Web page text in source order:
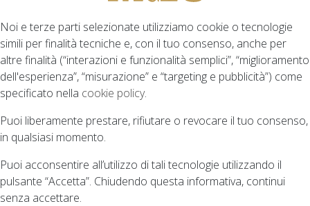
Noi e terze parti selezionate utilizziamo cookie o tecnologie
simili per finalità tecniche e, con il tuo consenso, anche per
altre finalità (“interazioni e funzionalità semplici”, “miglioramento
dell'esperienza”, “misurazione” e “targeting e pubblicità”) come
specificato nella cookie policy.
Puoi liberamente prestare, rifiutare o revocare il tuo consenso,
in qualsiasi momento.
Puoi acconsentire all’utilizzo di tali tecnologie utilizzando il
pulsante “Accetta”. Chiudendo questa informativa, continui
senza accettare.